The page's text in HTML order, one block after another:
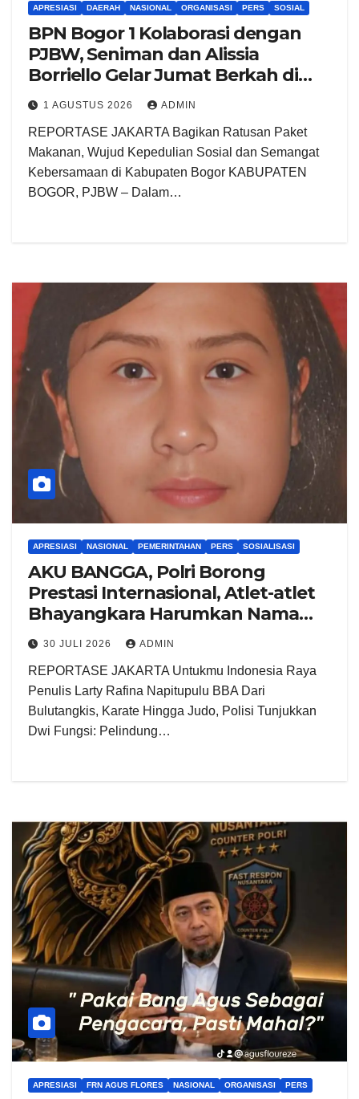
APRESIASI DAERAH NASIONAL ORGANISASI PERS SOSIAL
BPN Bogor 1 Kolaborasi dengan
PJBW, Seniman dan Alissia
Borriello Gelar Jumat Berkah di
Cibinong
1 AGUSTUS 2026 ADMIN
REPORTASE JAKARTA Bagikan Ratusan Paket
Makanan, Wujud Kepedulian Sosial dan Semangat
Kebersamaan di Kabupaten Bogor KABUPATEN
BOGOR, PJBW – Dalam…
APRESIASI NASIONAL PEMERINTAHAN PERS SOSIALISASI
AKU BANGGA, Polri Borong
Prestasi Internasional, Atlet-atlet
Bhayangkara Harumkan Nama
Indonesia di Juni-Juli 2026
30 JULI 2026 ADMIN
REPORTASE JAKARTA Untukmu Indonesia Raya
Penulis Larty Rafina Napitupulu BBA Dari
Bulutangkis, Karate Hingga Judo, Polisi Tunjukkan
Dwi Fungsi: Pelindung…
APRESIASI FRN AGUS FLORES NASIONAL ORGANISASI PERS